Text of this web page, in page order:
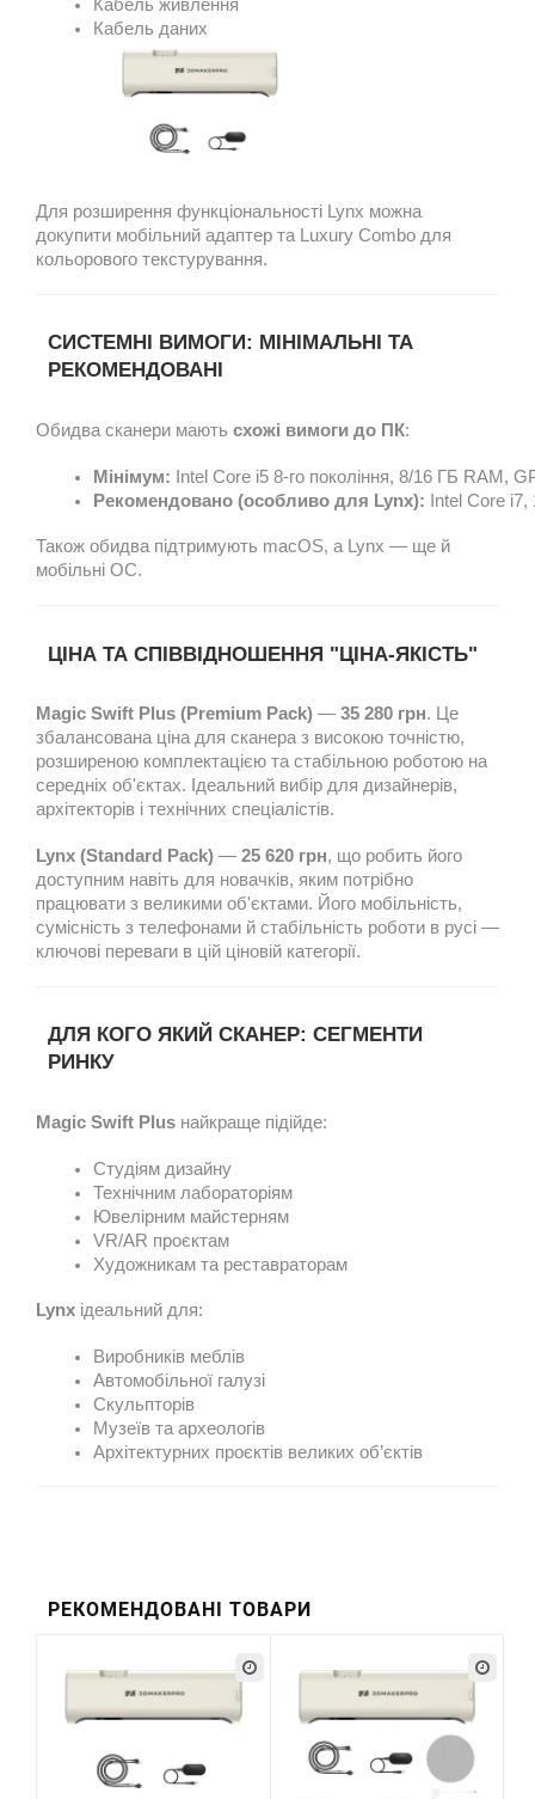
Кабель живлення
Для розширення функціональності Lynx можна
докупити мобільний адаптер та Luxury Combo для
кольорового текстурування.
СИСТЕМНІ ВИМОГИ: МІНІМАЛЬНІ ТА
РЕКОМЕНДОВАНІ
Обидва сканери мають схожі вимоги до ПК:
Мінімум: Intel Core i5 8-го покоління, 8/16 ГБ RAM,
Рекомендовано (особливо для Lynx): Intel Core
Також обидва підтримують macOS, а Lynx — ще й
мобільні ОС.
ЦІНА ТА СПІВВІДНОШЕННЯ "ЦІНА-ЯКІСТЬ"
Magic Swift Plus (Premium Pack) — 35 280 грн. Це
збалансована ціна для сканера з високою точністю,
розширеною комплектацією та стабільною роботою на
середніх об'єктах. Ідеальний вибір для дизайнерів,
архітекторів і технічних спеціалістів.
Lynx (Standard Pack) — 25 620 грн, що робить його
доступним навіть для новачків, яким потрібно
працювати з великими об'єктами. Його мобільність,
сумісність з телефонами й стабільність роботи в русі —
ключові переваги в цій ціновій категорії.
ДЛЯ КОГО ЯКИЙ СКАНЕР: СЕГМЕНТИ
РИНКУ
Magic Swift Plus найкраще підійде:
Студіям дизайну
Технічним лабораторіям
Ювелірним майстерням
VR/AR проєктам
Художникам та реставраторам
Lynx ідеальний для:
Виробників меблів
Автомобільної галузі
Скульпторів
Музеїв та археологів
Архітектурних проєктів великих об’єктів
РЕКОМЕНДОВАНІ ТОВАРИ